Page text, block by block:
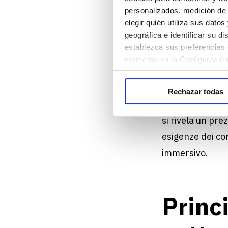
personalizados, medición
elegir quién utiliza sus
geográfica e identificar su
establezca sus preferencias
momento en la
Rechazar todas
trasformandosi
fornire
Non possiamo
elemento
consumatori.
sia l’efficienza
si rivela un
esigenze dei
immersivo.